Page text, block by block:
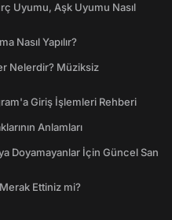
Uyumu, Aşk Uyumu Nasıl
Nasıl Yapılır?
Nelerdir? Müziksiz
Giriş İşlemleri Rehberi
Anlamları
Doyamayanlar İçin Güncel San
Ettiniz mi?